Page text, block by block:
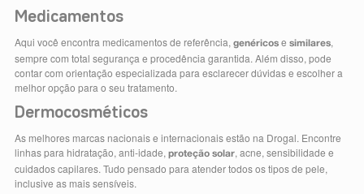
Medicamentos
Aqui você encontra medicamentos de referência, genéricose similares,
sempre com total segurança e procedência garantida. Além disso, pode
contar com orientação especializada para esclarecer dúvidas e escolher a
melhor opção para o seu tratamento.
Dermocosméticos
As melhores marcas nacionais e internacionais estão na Drogal. Encontre
linhas para hidratação, anti-idade, proteção solar, acne, sensibilidade e
cuidados capilares. Tudo pensado para atender todos os tipos de pele,
inclusive as mais sensíveis.